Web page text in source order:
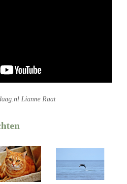
Lianne Raat